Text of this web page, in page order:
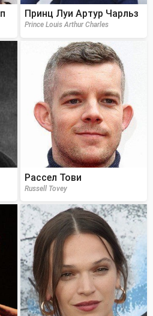
Принц Луи Артур Чарльз
Prince Louis Arthur Charles
Рассел Тови
Russell Tovey